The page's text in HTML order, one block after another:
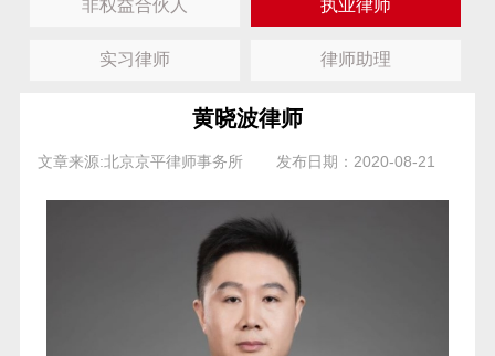
非权益合伙人 执业律师
实习律师 律师助理
黄晓波律师
文章来源:北京京平律师事务所 发布日期：2020-08-21